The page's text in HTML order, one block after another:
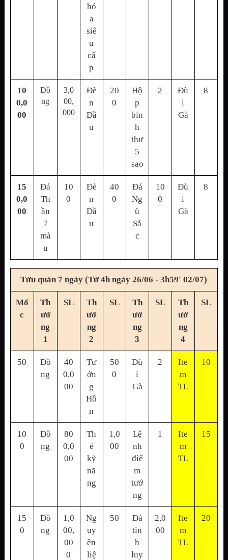
hó
a
siê
u
cấ
p
10
0,0
00
Đồ
ng
3,0
00,
000
Đè
n
Dầ
u
20
0
Hộ
p
bin
h
thư
5
sao
2
Đù
i
Gà
8
15
0,0
00
Đá
Th
ần
7
mà
u
10
0
Đè
n
Dầ
u
40
0
Đá
Ng
ũ
Sắ
c
10
0
Đù
i
Gà
8
Tửu quán 7 ngày (Từ 4h ngày 26/06 - 3h59' 02/07)
Mố
c
Th
ưở
ng
1
SL
Th
ưở
ng
2
SL
Th
ưở
ng
3
SL
Th
ưở
ng
4
SL
50
Đồ
ng
40
0,0
00
Tư
ớn
g
Hồ
n
50
0
Đù
i
Gà
2
Ite
m
TL
10
10
0
Đồ
ng
80
0,0
00
Th
ẻ
kỹ
nă
ng
1,0
00
Lệ
nh
điể
m
tướ
ng
1
Ite
m
TL
15
15
0
Đồ
ng
1,0
00,
00
0
Ng
uy
ên
liệ
50
Đá
tin
h
luy
2,0
00
Ite
m
TL
20